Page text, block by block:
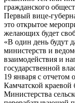
гражданского
Первый вице-
это открытое
желающих будет
«В один день будут
министерств и
взаимодействия и
государственной
19 января с отчетом
Камчатской краевой
Министерства